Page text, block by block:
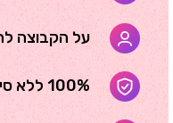
על הקבוצה
100% ללא סיכון חשבונך.